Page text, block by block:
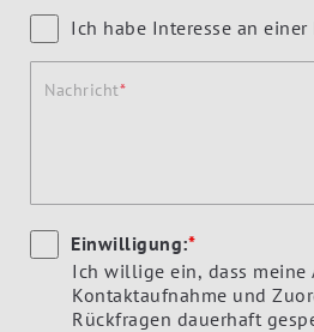
Ich habe Interesse an
Nachricht
Einwilligung:*
Ich willige ein, dass meine
Kontaktaufnahme und
Rückfragen dauerhaft